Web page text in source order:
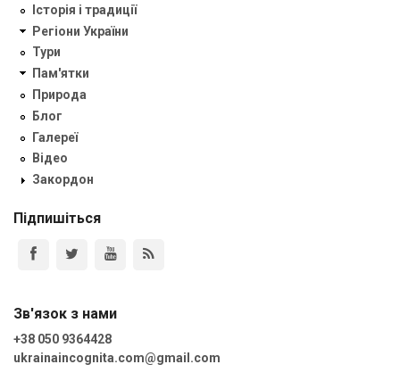
Історія і традиції
Регіони України
Тури
Пам'ятки
Природа
Блог
Галереї
Відео
Закордон
Підпишіться
Зв'язок з нами
+38 050 9364428
ukrainaincognita.com@gmail.com